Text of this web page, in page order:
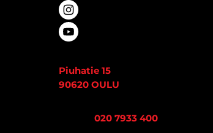
Piuhatie 15
90620 OULU
020 7933 400